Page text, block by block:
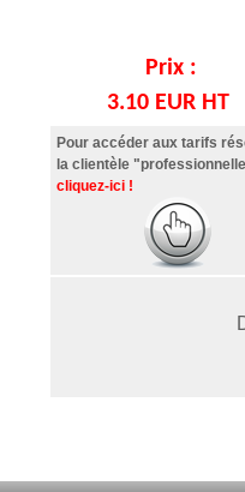
Prix :
3.10 EUR HT
Pour accéder aux tarifs
la clientèle
cliquez-ici !